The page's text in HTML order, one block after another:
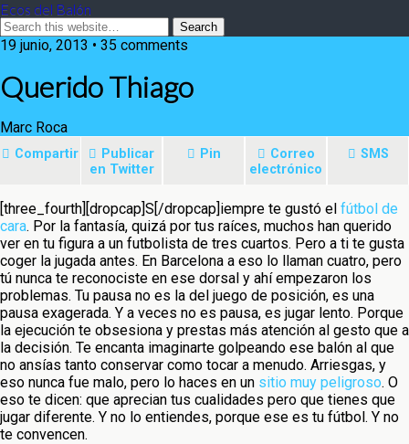
Ecos del Balón
19 junio, 2013 • 35 comments
Querido Thiago
Marc Roca
Compartir
Publicar
en Twitter
Pin
Correo
electrónico
SMS
[three_fourth][dropcap]S[/dropcap]iempre te gustó el fútbol de
cara. Por la fantasía, quizá por tus raíces, muchos han querido
ver en tu figura a un futbolista de tres cuartos. Pero a ti te gusta
coger la jugada antes. En Barcelona a eso lo llaman cuatro, pero
tú nunca te reconociste en ese dorsal y ahí empezaron los
problemas. Tu pausa no es la del juego de posición, es una
pausa exagerada. Y a veces no es pausa, es jugar lento. Porque
la ejecución te obsesiona y prestas más atención al gesto que a
la decisión. Te encanta imaginarte golpeando ese balón al que
no ansías tanto conservar como tocar a menudo. Arriesgas, y
eso nunca fue malo, pero lo haces en un sitio muy peligroso. O
eso te dicen: que aprecian tus cualidades pero que tienes que
jugar diferente. Y no lo entiendes, porque ese es tu fútbol. Y no
te convencen.